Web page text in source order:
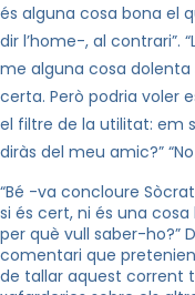
és alguna cosa bona el
dir l’home-, al contrari”.
me alguna cosa dolenta
certa. Però podria voler
el filtre de la utilitat: em
diràs del meu amic?”
“Bé -va concloure
si és cert, ni és una
per què vull saber-ho?”
comentari que
de tallar aquest corrent